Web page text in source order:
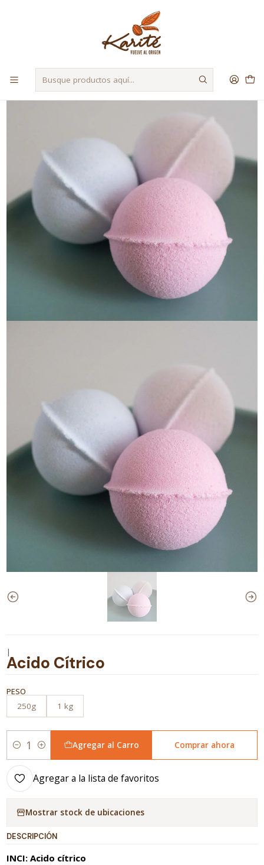
Despacho a Regiones a través de Starken y Bluexpress
Colorantes y Polvos
|
Acido Cítrico
PESO
250g
1 kg
Cantidad
Agregar al Carro Comprar ahora
Agregar a la lista de favoritos
Mostrar stock de ubicaciones
DESCRIPCIÓN
INCI: Acido cítrico